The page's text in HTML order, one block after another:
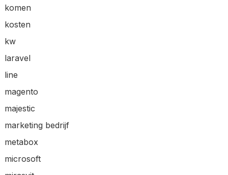
komen
kosten
kw
laravel
line
magento
majestic
marketing bedrijf
metabox
microsoft